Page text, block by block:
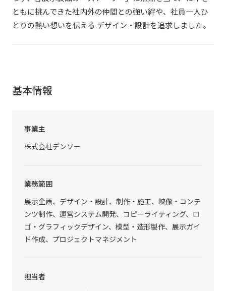
ともに挑んできた社内外の仲間との強い絆や、社員一人ひ
とりの熱い想いを伝える デザイン・設計を追求しました。
基本情報
事業主
株式会社デンソー
業務範囲
展示企画、デザイン・設計、制作・施工、映像・コンテ
ンツ制作、運営システム開発、コピーライティング、ロ
ゴ・グラフィックデザイン、模型・造形製作、展示ガイ
ド作成、プロジェクトマネジメント
担当者